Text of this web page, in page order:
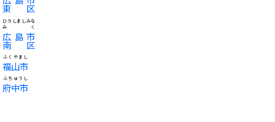
東区
広島市
南区
ひろしましみな
みく
福山市
ふくやまし
府中市
ふちゅうし